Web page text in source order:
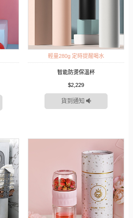
輕量280g 定時提醒喝水
智能防燙保溫杯
$2,229
貨到通知